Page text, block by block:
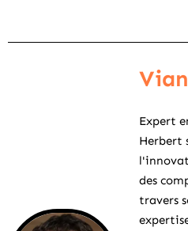
Expert
Herbert
des
travers